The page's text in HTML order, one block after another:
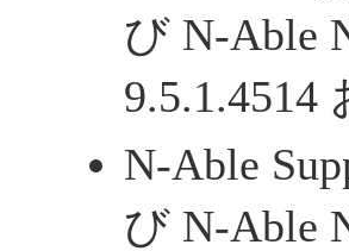
び N-Able
9.5.1.4514
N-Able
び N-Able